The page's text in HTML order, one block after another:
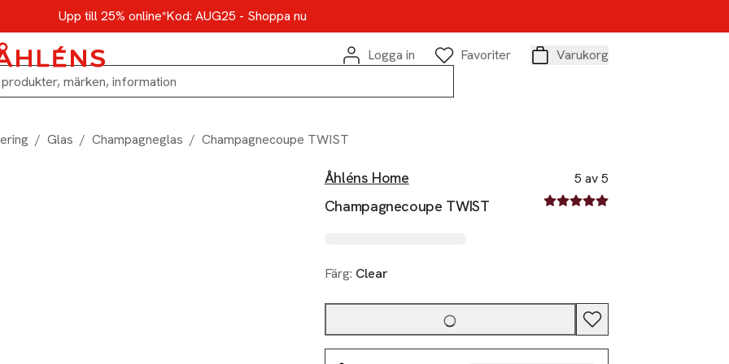
Upp till 25% online*Kod: AUG25 - Shoppa nu
Logga in
Favoriter
Varukorg
/ Glas / Champagneglas / Champagnecoupe TWIST
Åhléns Home
Champagnecoupe TWIST
5 av 5
5 av fem stjärnor
Färg: Clear